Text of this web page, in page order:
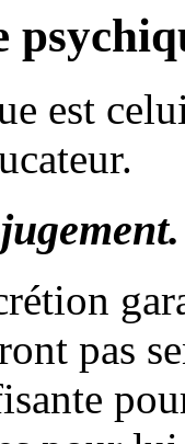
est
pas